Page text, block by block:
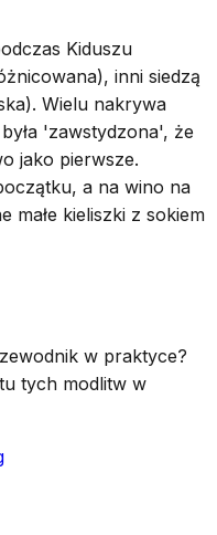
Kiduszu
inni siedzą
Wielu nakrywa
'zawstydzona', że
jako pierwsze.
a na wino na
małe kieliszki z sokiem
w praktyce?
tych modlitw w